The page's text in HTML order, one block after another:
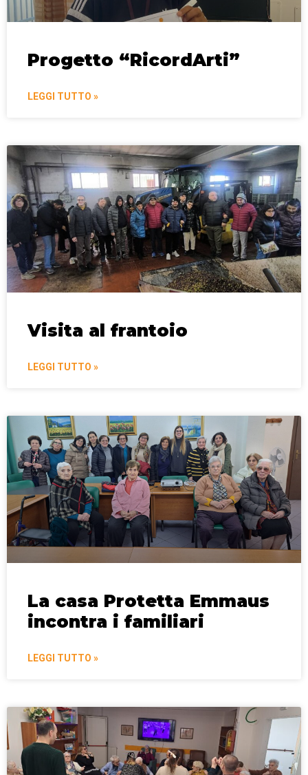
Progetto “RicordArti”
LEGGI TUTTO »
Visita al frantoio
LEGGI TUTTO »
La casa Protetta Emmaus
incontra i familiari
LEGGI TUTTO »